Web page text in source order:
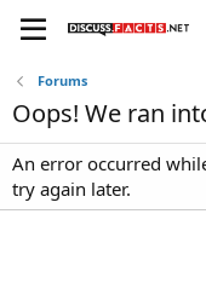
Forums
Oops! We ran
An error occurred
try again later.